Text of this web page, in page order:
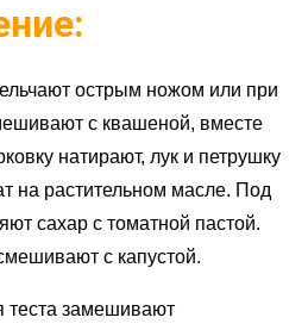
острым ножом или при
с квашеной, вместе
натирают, лук и петрушку
на растительном масле. Под
сахар с томатной пастой.
с капустой.
теста замешивают